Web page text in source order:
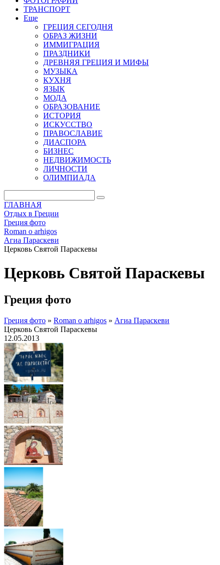
ТРАНСПОРТ
Еще
ГРЕЦИЯ СЕГОДНЯ
ОБРАЗ ЖИЗНИ
ИММИГРАЦИЯ
ПРАЗДНИКИ
ДРЕВНЯЯ ГРЕЦИЯ И МИФЫ
МУЗЫКА
КУХНЯ
ЯЗЫК
МОДА
ОБРАЗОВАНИЕ
ИСТОРИЯ
ИСКУССТВО
ПРАВОСЛАВИЕ
ДИАСПОРА
БИЗНЕС
НЕДВИЖИМОСТЬ
ЛИЧНОСТИ
ОЛИМПИАДА
ГЛАВНАЯ
Отдых в Греции
Греция фото
Roman o arhigos
Агиа Параскеви
Церковь Святой Параскевы
Церковь Святой Параскевы
Греция фото
Греция фото » Roman o arhigos » Агиа Параскеви
Церковь Святой Параскевы
12.05.2013